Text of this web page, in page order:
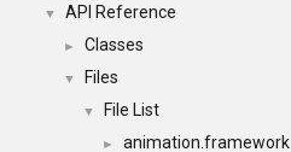
▼ API Reference
► Classes
▼ Files
▼ File List
► animation.framework